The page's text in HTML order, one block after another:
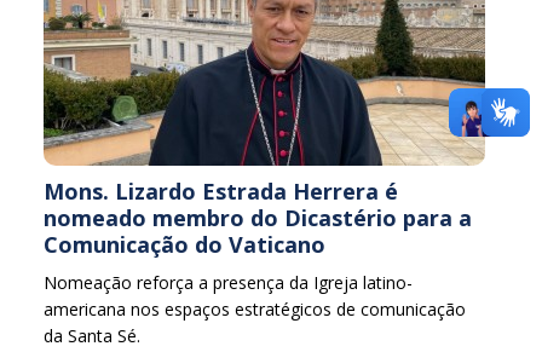
Mons. Lizardo Estrada Herrera é
nomeado membro do Dicastério para a
Comunicação do Vaticano
Nomeação reforça a presença da Igreja latino-
americana nos espaços estratégicos de comunicação
da Santa Sé.